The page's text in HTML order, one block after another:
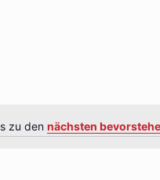
zu den nächsten